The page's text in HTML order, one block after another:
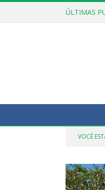
ÚLTIMAS
VOCÊ